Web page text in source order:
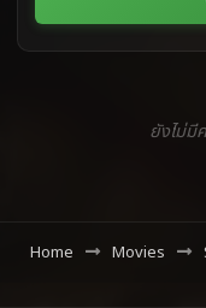
ยังไม่มี
Home Movies